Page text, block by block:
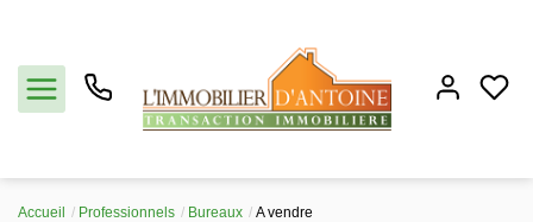
Accueil Professionnels Bureaux A vendre